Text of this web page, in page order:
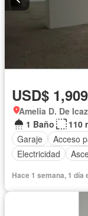
USD$
Amelia D. De
1 Baño
110
Garaje
Acceso
Electricidad
Hace 1 semana, 1 día